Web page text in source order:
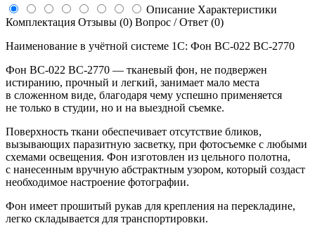
Описание Характеристики
Комплектация Отзывы (0) Вопрос / Ответ (0)
Наименование в учётной системе 1С: Фон BC-022 ВС-2770
Фон BC-022 ВС-2770 — тканевый фон, не подвержен
истиранию, прочный и легкий, занимает мало места
в сложенном виде, благодаря чему успешно применяется
не только в студии, но и на выездной съемке.
Поверхность ткани обеспечивает отсутствие бликов,
вызывающих паразитную засветку, при фотосъемке с любыми
схемами освещения. Фон изготовлен из цельного полотна,
с нанесенным вручную абстрактным узором, который создаст
необходимое настроение фотографии.
Фон имеет прошитый рукав для крепления на перекладине,
легко складывается для транспортировки.